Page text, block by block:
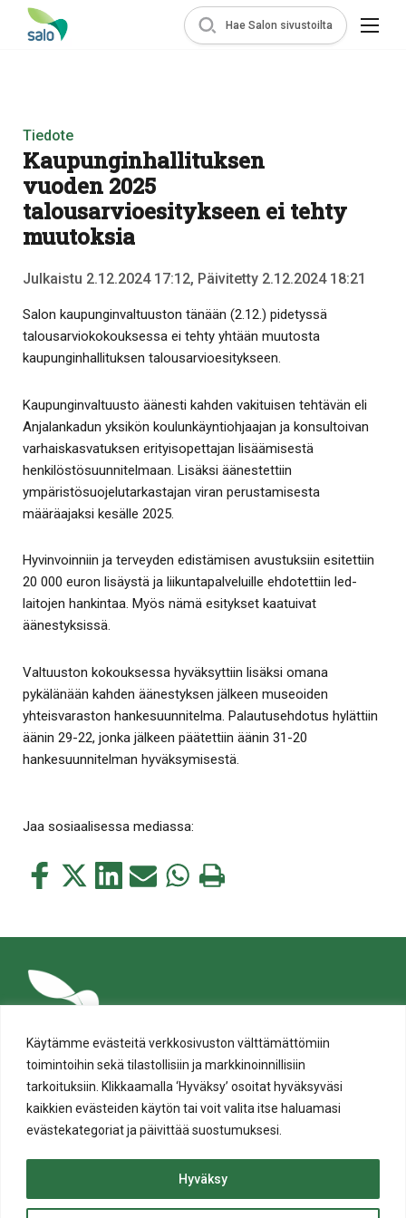
Käytämme evästeitä verkkosivuston välttämättömiin
toimintoihin sekä tilastollisiin ja markkinoinnillisiin
tarkoituksiin. Klikkaamalla ‘Hyväksy’ osoitat hyväksyväsi
kaikkien evästeiden käytön tai voit valita itse haluamasi
evästekategoriat ja päivittää suostumuksesi.
Hyväksy
Hae Salon sivustoilta
Tiedote
Kaupunginhallituksen
vuoden 2025
talousarvioesitykseen ei tehty
muutoksia
Julkaistu 2.12.2024 17:12, Päivitetty 2.12.2024 18:21
Salon kaupunginvaltuuston tänään (2.12.) pidetyssä
talousarviokokouksessa ei tehty yhtään muutosta
kaupunginhallituksen talousarvioesitykseen.
Kaupunginvaltuusto äänesti kahden vakituisen tehtävän eli
Anjalankadun yksikön koulunkäyntiohjaajan ja konsultoivan
varhaiskasvatuksen erityisopettajan lisäämisestä
henkilöstösuunnitelmaan. Lisäksi äänestettiin
ympäristösuojelutarkastajan viran perustamisesta
määräajaksi kesälle 2025.
Hyvinvoinniin ja terveyden edistämisen avustuksiin esitettiin
20 000 euron lisäystä ja liikuntapalveluille ehdotettiin led-
laitojen hankintaa. Myös nämä esitykset kaatuivat
äänestyksissä.
Valtuuston kokouksessa hyväksyttiin lisäksi omana
pykälänään kahden äänestyksen jälkeen museoiden
yhteisvaraston hankesuunnitelma. Palautusehdotus hylättiin
äänin 29-22, jonka jälkeen päätettiin äänin 31-20
hankesuunnitelman hyväksymisestä.
Jaa sosiaalisessa mediassa:
Jaa
Jaa
Jaa Jaa Jaa Tulosta